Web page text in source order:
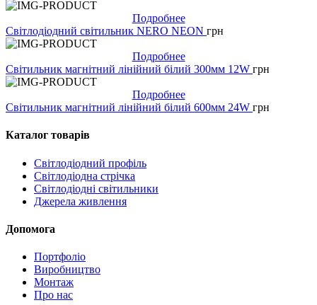
Подробнее
Світлодіодний світильник NERO NEON грн
Подробнее
Світильник магнітний лінійний білий 300мм 12W грн
Подробнее
Світильник магнітний лінійний білий 600мм 24W грн
Каталог товарів
Світлодіодний профіль
Світлодіодна стрічка
Світлодіодні світильники
Джерела живлення
Допомога
Портфоліо
Виробництво
Монтаж
Про нас